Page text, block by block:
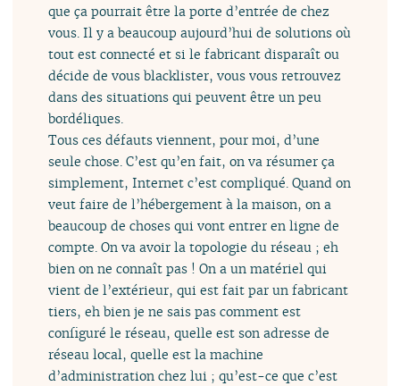
que ça pourrait être la porte d’entrée de chez
vous. Il y a beaucoup aujourd’hui de solutions où
tout est connecté et si le fabricant disparaît ou
décide de vous blacklister, vous vous retrouvez
dans des situations qui peuvent être un peu
bordéliques.
Tous ces défauts viennent, pour moi, d’une
seule chose. C’est qu’en fait, on va résumer ça
simplement, Internet c’est compliqué. Quand on
veut faire de l’hébergement à la maison, on a
beaucoup de choses qui vont entrer en ligne de
compte. On va avoir la topologie du réseau ; eh
bien on ne connaît pas ! On a un matériel qui
vient de l’extérieur, qui est fait par un fabricant
tiers, eh bien je ne sais pas comment est
configuré le réseau, quelle est son adresse de
réseau local, quelle est la machine
d’administration chez lui ; qu’est-ce que c’est